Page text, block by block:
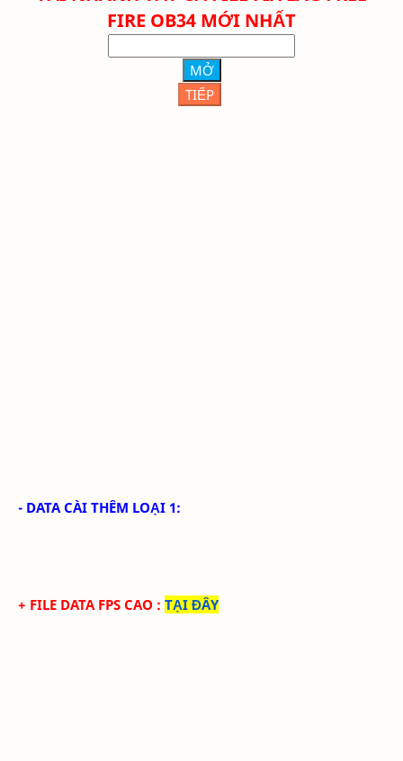
FIRE OB34 MỚI NHẤT
MỞ
TIẾP
- DATA CÀI THÊM LOẠI 1:
+ FILE DATA FPS CAO : TẠI ĐÂY